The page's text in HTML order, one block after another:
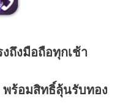
ถึงมือถือทุกเช้า
พร้อมสิทธิ์ลุ้นรับทอง